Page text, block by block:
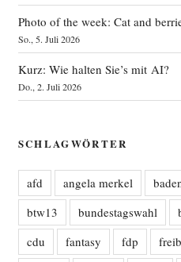
Photo of the week: Cat and
So., 5. Juli 2026
Kurz: Wie halten Sie’s mit AI?
Do., 2. Juli 2026
SCHLAGWÖRTER
afd angela merkel
btw13
bundestagswahl
cdu
fantasy fdp